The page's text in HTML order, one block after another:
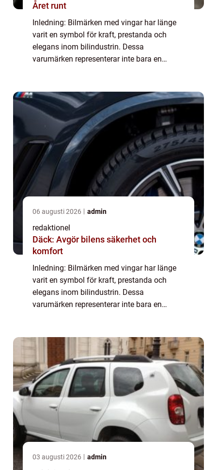
Året runt
Inledning: Bilmärken med vingar har länge
varit en symbol för kraft, prestanda och
elegans inom bilindustrin. Dessa
varumärken representerar inte bara en
utforska bi...
06 augusti 2026 admin
redaktionel
Däck: Avgör bilens säkerhet och
komfort
Inledning: Bilmärken med vingar har länge
varit en symbol för kraft, prestanda och
elegans inom bilindustrin. Dessa
varumärken representerar inte bara en
03 augusti 2026 admin